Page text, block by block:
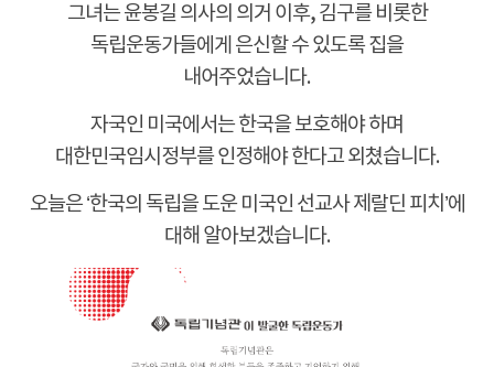
그녀는 윤봉길 의사의 의거 이후, 김구를 비롯한
독립운동가들에게 은신할 수 있도록 집을
내어주었습니다.
자국인 미국에서는 한국을 보호해야 하며
대한민국임시정부를 인정해야 한다고 외쳤습니다.
오늘은 ‘한국의 독립을 도운 미국인 선교사 제랄딘 피치’에
대해 알아보겠습니다.